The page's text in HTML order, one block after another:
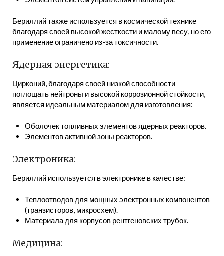
Бериллий также используется в космической технике
благодаря своей высокой жесткости и малому весу, но его
применение ограничено из-за токсичности.
Ядерная энергетика:
Цирконий, благодаря своей низкой способности
поглощать нейтроны и высокой коррозионной стойкости,
является идеальным материалом для изготовления:
Оболочек топливных элементов ядерных реакторов.
Элементов активной зоны реакторов.
Электроника:
Бериллий используется в электронике в качестве:
Теплоотводов для мощных электронных компонентов
(транзисторов, микросхем).
Материала для корпусов рентгеновских трубок.
Медицина: